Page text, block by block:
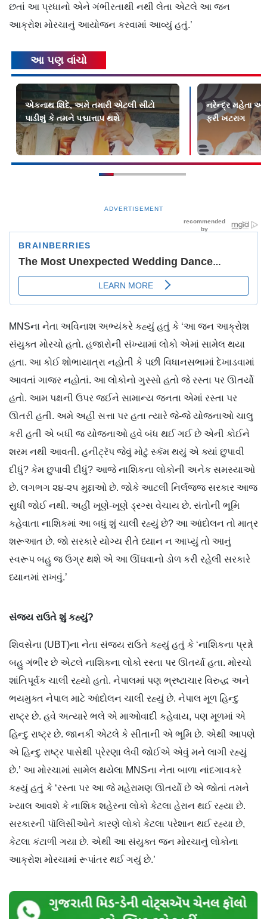
છતાં આ પ્રધાનો એને ગંભીરતાથી નથી લેતા એટલે આ જન
આક્રોશ મોરચાનું આયોજન કરવામાં આવ્યું હતું.’
આ પણ વાંચો
એકનાથ શિંદે, અમે તમારી એટલી સીટો
પાડીશું કે તમને પશ્ચાત્તાપ થશે
નરેન્દ્ર મહેતા
ફરી ખટરાગ
ADVERTISEMENT
MNSના નેતા અવિનાશ અભ્યંકરે કહ્યું હતું કે ‘આ જન આક્રોશ
સંયુક્ત મોરચો હતો. હજારોની સંખ્યામાં લોકો એમાં સામેલ થયા
હતા. આ કોઈ શોભાયાત્રા નહોતી કે પછી વિધાનસભામાં દેખાડવામાં
આવતાં ગાજર નહોતાં. આ લોકોનો ગુસ્સો હતો જે રસ્તા પર ઊતર્યો
હતો. આમ પક્ષની ઉપર જઈને સામાન્ય જનતા એમાં રસ્તા પર
ઊતરી હતી. અમે અહીં સત્તા પર હતા ત્યારે જે-જે યોજનાઓ ચાલુ
કરી હતી એ બધી જ યોજનાઓ હવે બંધ થઈ ગઈ છે એની કોઈને
શરમ નથી આવતી. હનીટ્રૅપ જેવું મોટું સ્કૅમ થયું એ ક્યાં છુપાવી
દીધું? કેમ છુપાવી દીધું? આજે નાશિકના લોકોની અનેક સમસ્યાઓ
છે. લગભગ ૨૪-૨૫ મુદ્દાઓ છે. જોકે આટલી નિર્લજ્જ સરકાર આજ
સુધી જોઈ નથી. અહીં ખૂણે-ખૂણે ડ્રગ્સ વેચાય છે. સંતોની ભૂમિ
કહેવાતા નાશિકમાં આ બધું શું ચાલી રહ્યું છે? આ આંદોલન તો માત્ર
શરૂઆત છે. જો સરકારે યોગ્ય રીતે ધ્યાન ન આપ્યું તો આનું
સ્વરૂપ બહુ જ ઉગ્ર થશે એ આ ઊંઘવાનો ડોળ કરી રહેલી સરકારે
ધ્યાનમાં રાખવું.’
સંજય રાઉતે શું કહ્યું?
શિવસેના (UBT)ના નેતા સંજય રાઉતે કહ્યું હતું કે ‘નાશિકના પ્રશ્નો
બહુ ગંભીર છે એટલે નાશિકના લોકો રસ્તા પર ઊતર્યા હતા. મોરચો
શાંતિપૂર્વક ચાલી રહ્યો હતો. નેપાલમાં પણ ભ્રષ્ટાચાર વિરુદ્ધ અને
ભયમુક્ત નેપાલ માટે આંદોલન ચાલી રહ્યું છે. નેપાલ મૂળ હિન્દુ
રાષ્ટ્ર છે. હવે અત્યારે ભલે એ માઓવાદી કહેવાય, પણ મૂળમાં એ
હિન્દુ રાષ્ટ્ર છે. જાનકી એટલે કે સીતાની એ ભૂમિ છે. એથી આપણે
એ હિન્દુ રાષ્ટ્ર પાસેથી પ્રેરણા લેવી જોઈએ એવું મને લાગી રહ્યું
છે.’ આ મોરચામાં સામેલ થયેલા MNSના નેતા બાળા નાંદગાવકરે
કહ્યું હતું કે ‘રસ્તા પર આ જે મહેરામણ ઊતર્યો છે એ જોતાં તમને
ખ્યાલ આવશે કે નાશિક શહેરના લોકો કેટલા હેરાન થઈ રહ્યા છે.
સરકારની પૉલિસીઓને કારણે લોકો કેટલા પરેશાન થઈ રહ્યા છે,
કેટલા કંટાળી ગયા છે. એથી આ સંયુક્ત જન મોરચાનું લોકોના
આક્રોશ મોરચામાં રૂપાંતર થઈ ગયું છે.’